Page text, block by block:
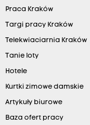
Praca Kraków
Targi pracy Kraków
Telekwiaciarnia Kraków
Tanie loty
Hotele
Kurtki zimowe damskie
Artykuły biurowe
Baza ofert pracy